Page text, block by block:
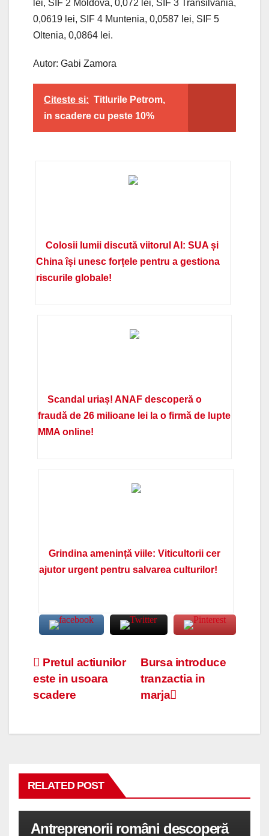
lei, SIF 2 Moldova, 0,072 lei, SIF 3 Transilvania,
0,0619 lei, SIF 4 Muntenia, 0,0587 lei, SIF 5
Oltenia, 0,0864 lei.
Autor: Gabi Zamora
Citeste si: Titlurile Petrom,
in scadere cu peste 10%
Colosii lumii discută viitorul AI: SUA și
China își unesc forțele pentru a gestiona
riscurile globale!
Scandal uriaș! ANAF descoperă o
fraudă de 26 milioane lei la o firmă de lupte
MMA online!
Grindina amenință viile: Viticultorii cer
ajutor urgent pentru salvarea culturilor!
Navigare
în
Bursa introduce
tranzactia in
marja
Pretul actiunilor
este in usoara
scadere
RELATED POST
Antreprenorii români descoperă